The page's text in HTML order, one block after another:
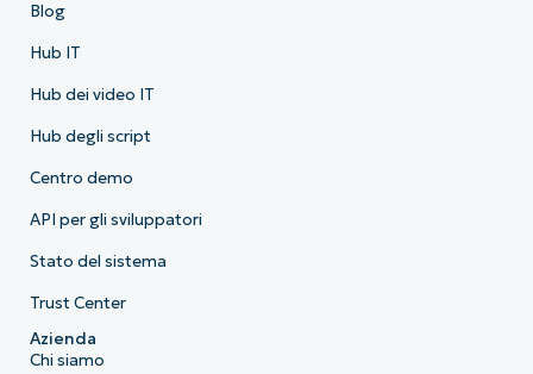
Blog
Hub IT
Hub dei video IT
Hub degli script
Centro demo
API per gli sviluppatori
Stato del sistema
Trust Center
Azienda
Chi siamo